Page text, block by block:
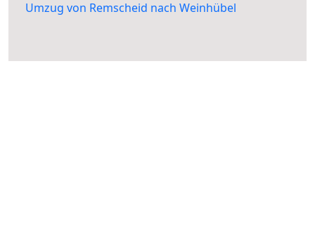
Umzug von Remscheid nach Weinhübel